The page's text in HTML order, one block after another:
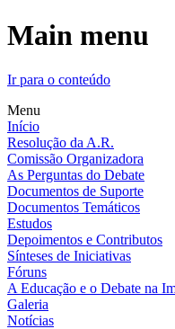
Main menu
Ir para o conteúdo
Menu
Início
Resolução da A.R.
Comissão Organizadora
As Perguntas do Debate
Documentos de Suporte
Documentos Temáticos
Estudos
Depoimentos e Contributos
Sínteses de Iniciativas
Fóruns
A Educação e o Debate na
Galeria
Notícias